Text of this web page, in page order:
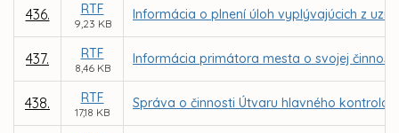
436. RTF
9,23 KB
Informácia o plnení úloh vyplývajúcich z
437. RTF
8,46 KB
Informácia primátora mesta o svojej
438. RTF
17,18 KB
Správa o činnosti Útvaru hlavného